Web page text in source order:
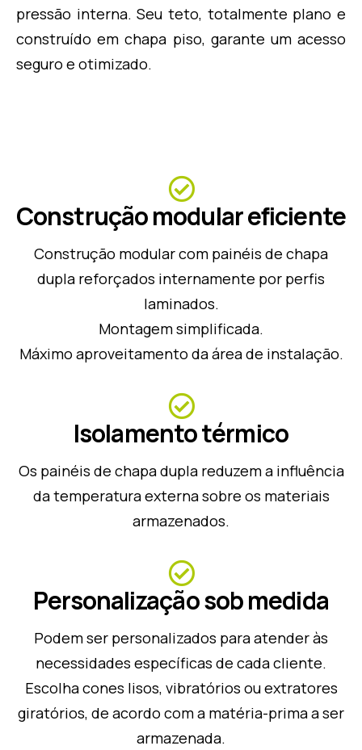
pressão interna. Seu teto, totalmente plano e
construído em chapa piso, garante um acesso
seguro e otimizado.
Construção modular eficiente
Construção modular com painéis de chapa
dupla reforçados internamente por perfis
laminados.
Montagem simplificada.
Máximo aproveitamento da área de instalação.
Isolamento térmico
Os painéis de chapa dupla reduzem a influência
da temperatura externa sobre os materiais
armazenados.
Personalização sob medida
Podem ser personalizados para atender às
necessidades específicas de cada cliente.
Escolha cones lisos, vibratórios ou extratores
giratórios, de acordo com a matéria-prima a ser
armazenada.